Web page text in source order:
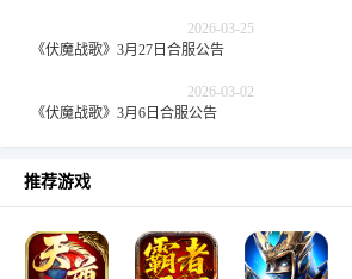
2026-03-25
《伏魔战歌》3月27日合服公告
2026-03-02
《伏魔战歌》3月6日合服公告
推荐游戏